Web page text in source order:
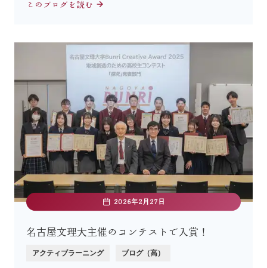
このブログを読む
2026年2月27日
名古屋文理大主催のコンテストで入賞！
アクティブラーニング ブログ（高）